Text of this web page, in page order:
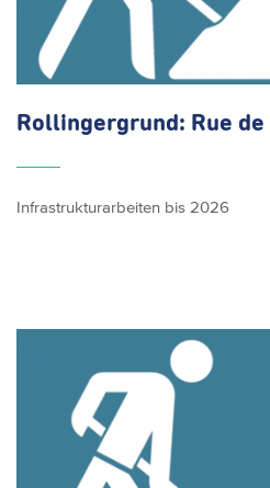
Rollingergrund: Rue de
Infrastrukturarbeiten bis 2026